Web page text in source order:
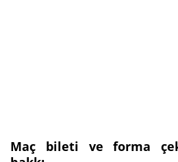
Maç bileti ve forma